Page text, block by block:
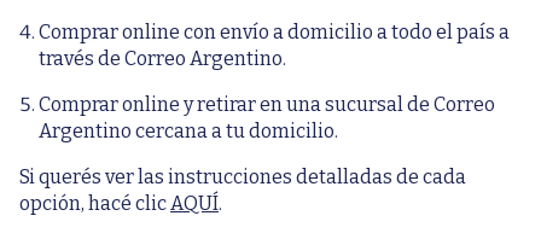
Comprar online con envío a domicilio a todo el país a
través de Correo Argentino.
Comprar online y retirar en una sucursal de Correo
Argentino cercana a tu domicilio.
Si querés ver las instrucciones detalladas de cada
opción, hacé clicAQUÍ.